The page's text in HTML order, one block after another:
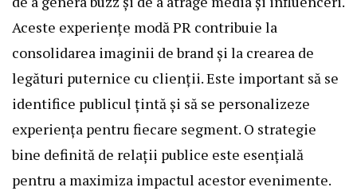
Aceste experiențe modă PR contribuie la
consolidarea imaginii de brand și la crearea de
legături puternice cu clienții. Este important să se
identifice publicul țintă și să se personalizeze
experiența pentru fiecare segment. O strategie
bine definită de relații publice este esențială
pentru a maximiza impactul acestor evenimente.